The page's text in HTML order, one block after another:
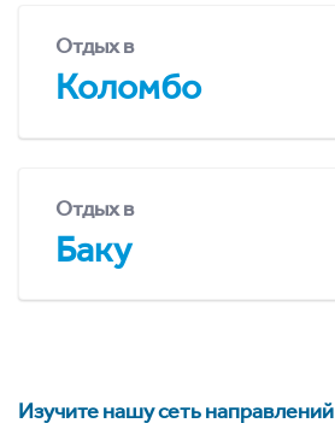
Отдых в
Коломбо
Отдых в
Баку
Изучите нашу сеть направлений